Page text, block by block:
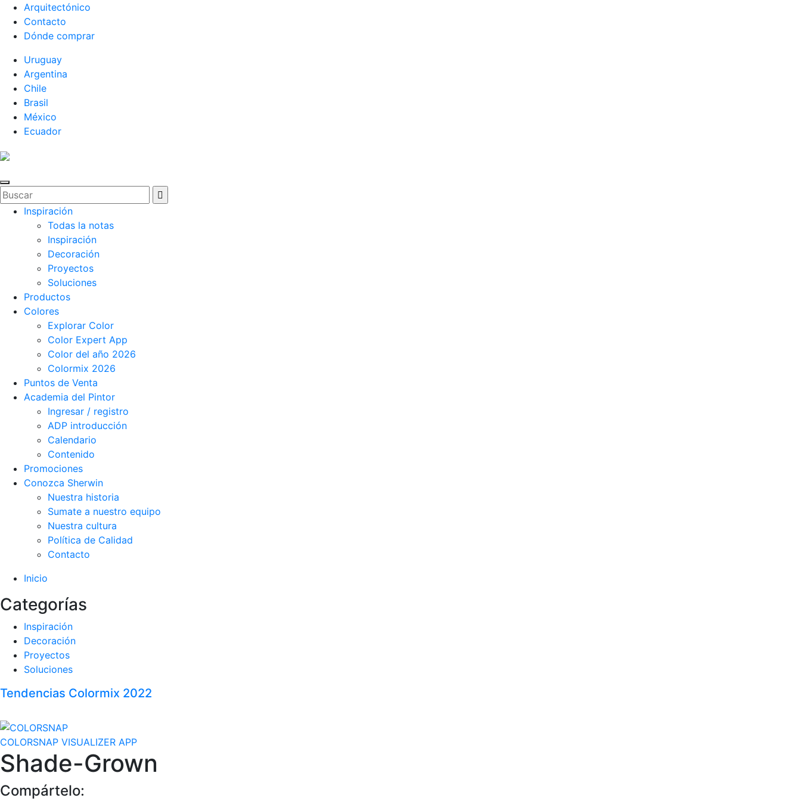
Arquitectónico
Contacto
Dónde comprar
Uruguay
Argentina
Chile
Brasil
México
Ecuador
Inspiración
Todas la notas
Inspiración
Decoración
Proyectos
Soluciones
Productos
Colores
Explorar Color
Color Expert App
Color del año 2026
Colormix 2026
Puntos de Venta
Academia del Pintor
Ingresar / registro
ADP introducción
Calendario
Contenido
Promociones
Conozca Sherwin
Nuestra historia
Sumate a nuestro equipo
Nuestra cultura
Política de Calidad
Contacto
Inicio
Categorías
Inspiración
Decoración
Proyectos
Soluciones
Tendencias Colormix 2022
COLORSNAP VISUALIZER APP
Shade-Grown
Compártelo: